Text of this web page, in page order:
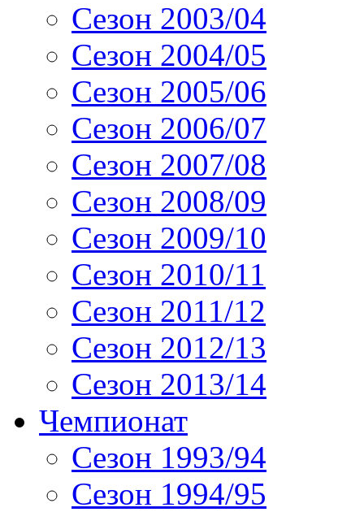
Сезон 2003/04
Сезон 2004/05
Сезон 2005/06
Сезон 2006/07
Сезон 2007/08
Сезон 2008/09
Сезон 2009/10
Сезон 2010/11
Сезон 2011/12
Сезон 2012/13
Сезон 2013/14
Чемпионат
Сезон 1993/94
Сезон 1994/95